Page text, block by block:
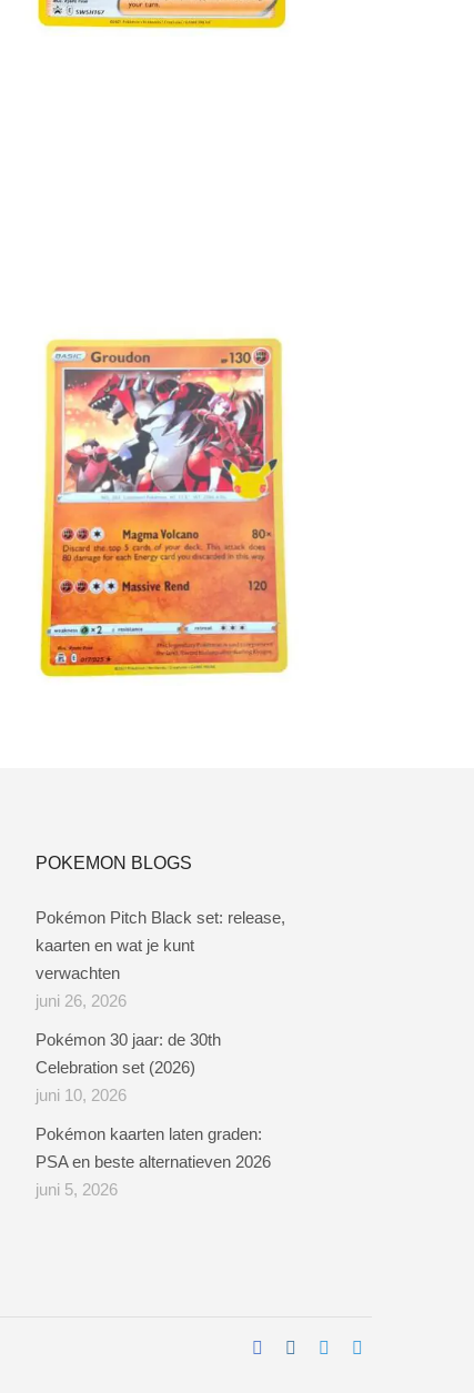
€ 2.99
POKEMON BLOGS
Pokémon Pitch Black set: release,
kaarten en wat je kunt
verwachten
juni 26, 2026
Pokémon 30 jaar: de 30th
Celebration set (2026)
juni 10, 2026
Pokémon kaarten laten graden:
PSA en beste alternatieven 2026
juni 5, 2026